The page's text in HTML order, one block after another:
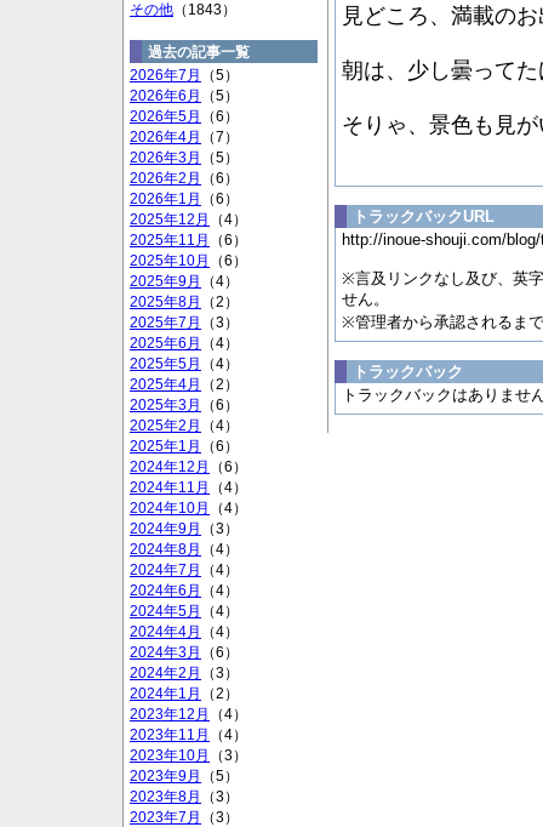
その他 （1843）
過去の記事一覧
2026年7月
（5）
2026年6月
（5）
2026年5月
（6）
2026年4月
（7）
2026年3月
（5）
2026年2月
（6）
2026年1月
（6）
2025年12月
（4）
2025年11月
（6）
2025年10月
（6）
2025年9月
（4）
2025年8月
（2）
2025年7月
（3）
2025年6月
（4）
2025年5月
（4）
2025年4月
（2）
2025年3月
（6）
2025年2月
（4）
2025年1月
（6）
2024年12月
（6）
2024年11月
（4）
2024年10月
（4）
2024年9月
（3）
2024年8月
（4）
2024年7月
（4）
2024年6月
（4）
2024年5月
（4）
2024年4月
（4）
2024年3月
（6）
2024年2月
（3）
2024年1月
（2）
2023年12月
（4）
2023年11月
（4）
2023年10月
（3）
2023年9月
（5）
2023年8月
（3）
2023年7月
（3）
見どころ、満載の
朝は、少し曇って
そりゃ、景色も見
トラックバックURL
http://inoue-shouji.com/
※言及リンクなし及び、英
せん。
※管理者から承認されるま
トラックバック
トラックバックはありませ